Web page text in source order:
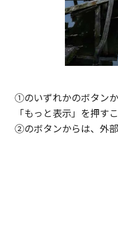
①のいずれかのボタン
「もっと表示」を押す
②のボタンからは、外